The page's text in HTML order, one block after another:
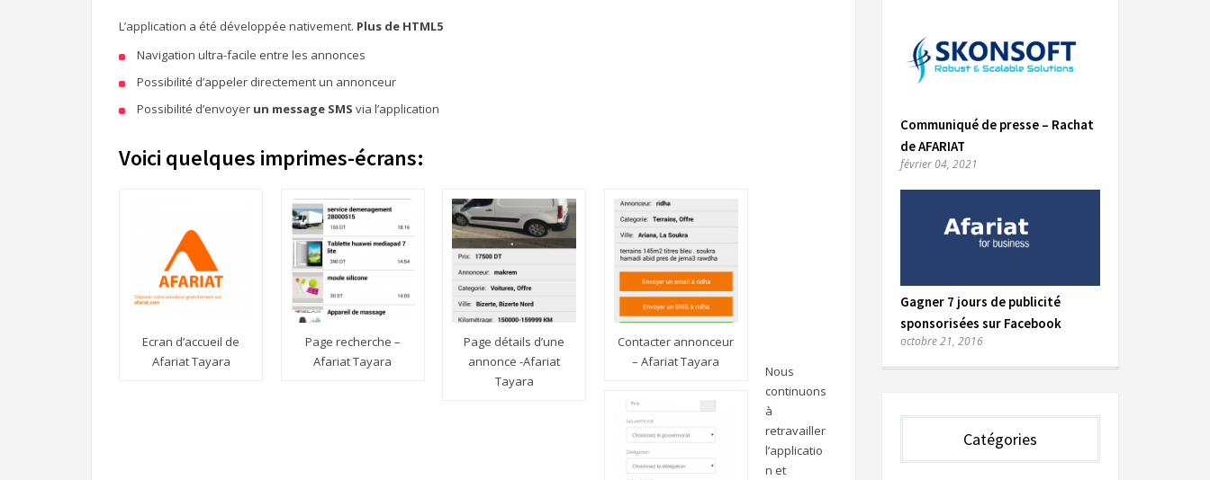
L’application a été développée nativement. Plus de HTML5
Navigation ultra-facile entre les annonces
Possibilité d’appeler directement un annonceur
Possibilité d’envoyer un message SMS via l’application
Voici quelques imprimes-écrans:
Ecran d’accueil de
Afariat Tayara
Page recherche –
Afariat Tayara
Page détails d’une
annonce -Afariat
Tayara
Contacter annonceur
– Afariat Tayara
Nous
continuons
à
retravailler
l’applicatio
n et
Communiqué de presse – Rachat
de AFARIAT
février 04, 2021
Gagner 7 jours de publicité
sponsorisées sur Facebook
octobre 21, 2016
Catégories